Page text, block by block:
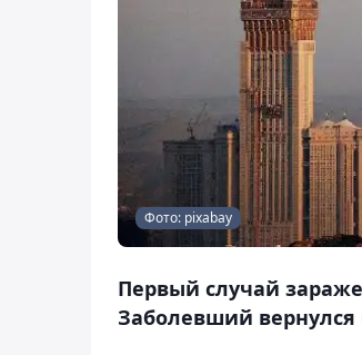
Фото: pixabay
Первый случай
Заболевший вернулся